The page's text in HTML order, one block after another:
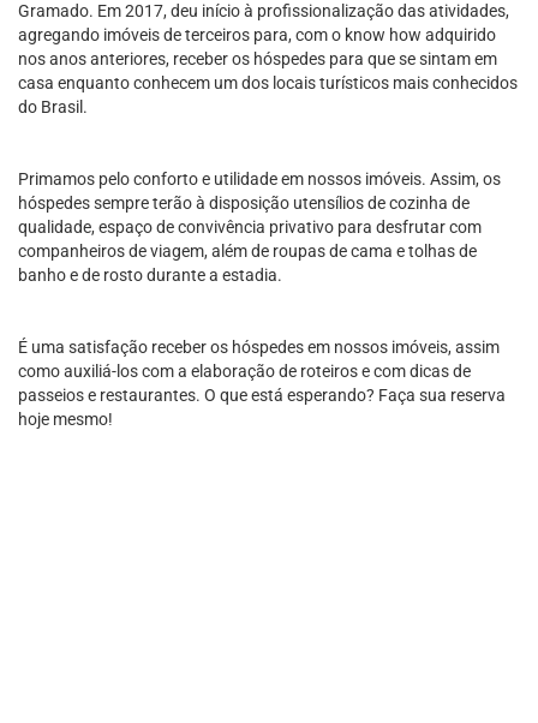
Gramado. Em 2017, deu início à profissionalização das atividades,
agregando imóveis de terceiros para, com o know how adquirido
nos anos anteriores, receber os hóspedes para que se sintam em
casa enquanto conhecem um dos locais turísticos mais conhecidos
do Brasil.
Primamos pelo conforto e utilidade em nossos imóveis. Assim, os
hóspedes sempre terão à disposição utensílios de cozinha de
qualidade, espaço de convivência privativo para desfrutar com
companheiros de viagem, além de roupas de cama e tolhas de
banho e de rosto durante a estadia.
É uma satisfação receber os hóspedes em nossos imóveis, assim
como auxiliá-los com a elaboração de roteiros e com dicas de
passeios e restaurantes. O que está esperando? Faça sua reserva
hoje mesmo!